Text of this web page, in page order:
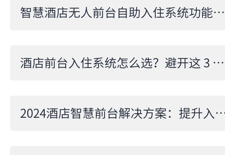
智慧酒店无人前台自助入住系统功能详解：提升入住效率的关键
酒店前台入住系统怎么选？避开这 3 个坑，直接选鹿马
2024酒店智慧前台解决方案：提升入住